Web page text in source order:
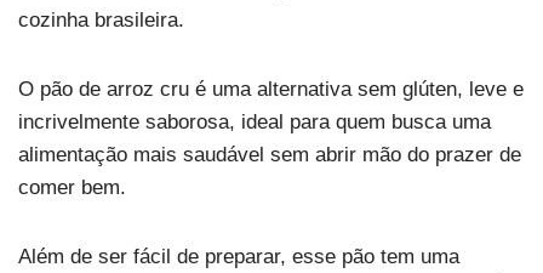
cozinha brasileira.
O pão de arroz cru é uma alternativa sem glúten, leve e
incrivelmente saborosa, ideal para quem busca uma
alimentação mais saudável sem abrir mão do prazer de
comer bem.
Além de ser fácil de preparar, esse pão tem uma